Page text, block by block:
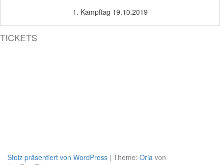
1. Kampftag 19.10.2019
TICKETS
Stolz präsentiert von WordPress | Theme: Oria von